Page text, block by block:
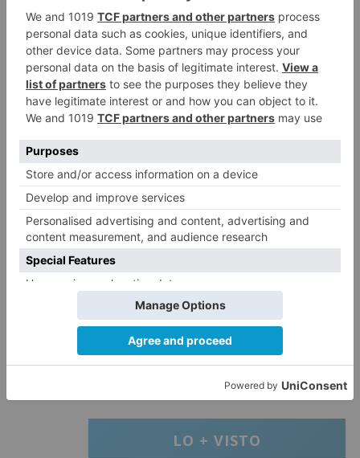
conservación de la naturaleza en la zona
seguirán siendo realizadas por el grupo de
Voluntariado Ambiental del Ayuntamiento de
Lerma y AECOPANA, que invitan a todas las
personas interesadas en ayudar a mejorar
nuestro medio natural a solicitar información en
el Ayuntamiento o en el correo electrónico
voluntariadolerma@gmail.com donde serán
informadas de las próximas acciones y fechas
de actividades de voluntariado.
Los voluntarios trabajan en la charca | Ayto
raras lerma
LO + VISTO